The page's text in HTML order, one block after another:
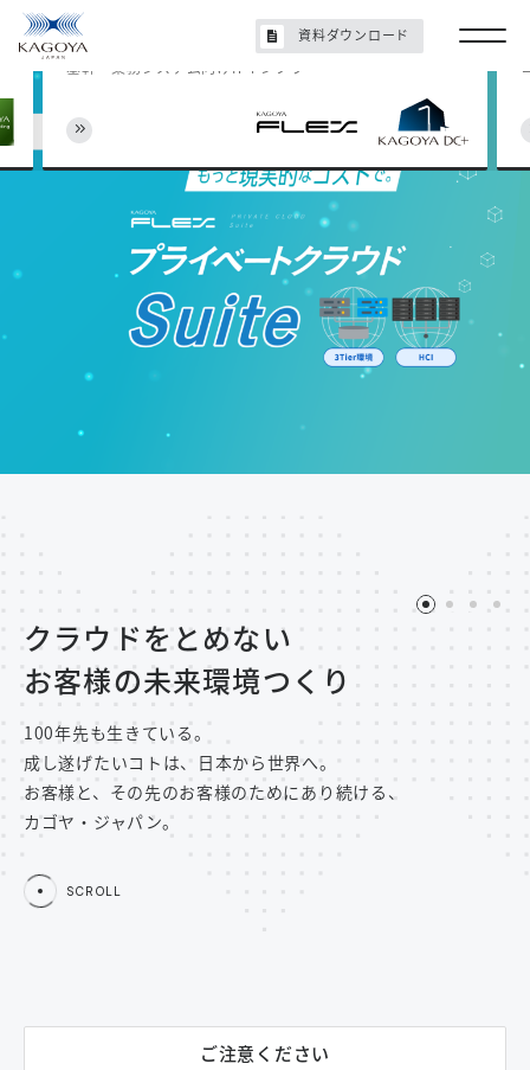
クラウドをとめない
お客様の未来環境つくり
100年先も生きている。
成し遂げたいコトは、日本から世界へ。
お客様と、その先のお客様のためにあり続ける、
カゴヤ・ジャパン。
SCROLL
Cloud Platform
基幹・業務システム向けITインフラ
1
ご注意ください
資料ダウンロード